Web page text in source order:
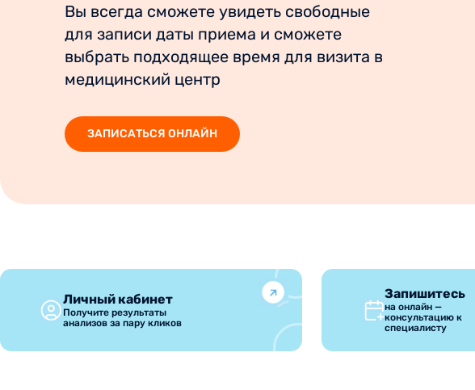
Вы всегда сможете увидеть свободные
для записи даты приема и сможете
выбрать подходящее время для визита в
медицинский центр
ЗАПИСАТЬСЯ ОНЛАЙН
Личный кабинет
Получите результаты
анализов за пару кликов
Запишитесь
на онлайн —
консультацию к
специалисту